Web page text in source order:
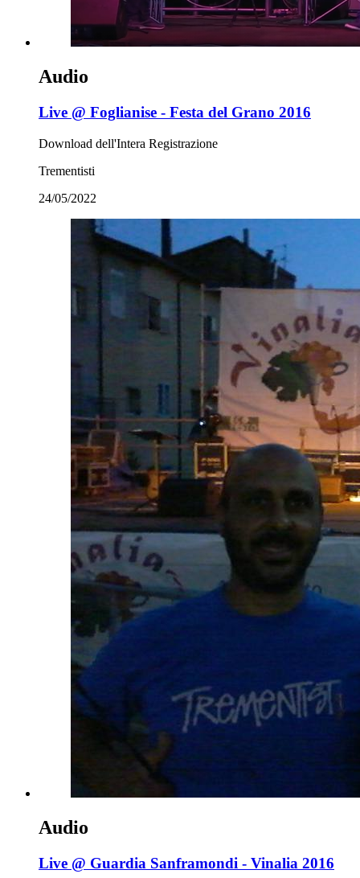
Audio
Live @ Foglianise - Festa del Grano 2016
Download dell'Intera Registrazione
Trementisti
24/05/2022
Audio
Live @ Guardia Sanframondi - Vinalia 2016